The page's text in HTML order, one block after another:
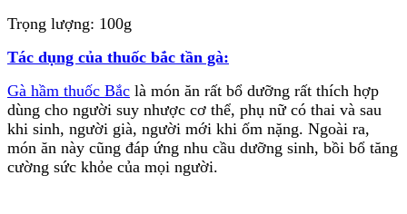
Trọng lượng: 100g
Tác dụng của thuốc bắc tần gà:
Gà hầm thuốc Bắc là món ăn rất bổ dưỡng rất thích hợp
dùng cho người suy nhược cơ thể, phụ nữ có thai và sau
khi sinh, người già, người mới khi ốm nặng. Ngoài ra,
món ăn này cũng đáp ứng nhu cầu dưỡng sinh, bồi bổ tăng
cường sức khỏe của mọi người.